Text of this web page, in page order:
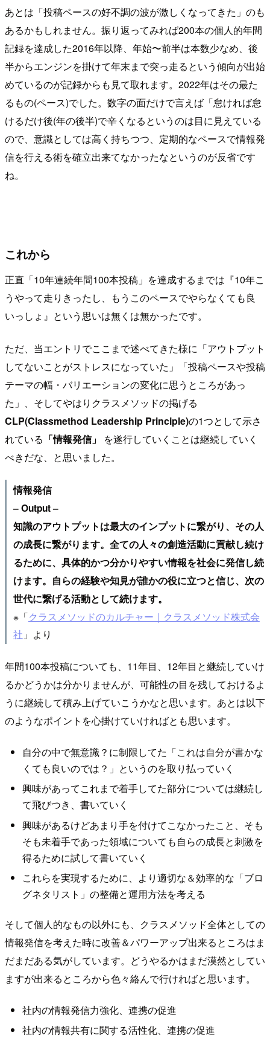
あとは「投稿ペースの好不調の波が激しくなってきた」のも
あるかもしれません。振り返ってみれば200本の個人的年間
記録を達成した2016年以降、年始〜前半は本数少なめ、後
半からエンジンを掛けて年末まで突っ走るという傾向が出始
めているのが記録からも見て取れます。2022年はその最た
るもの(ペース)でした。数字の面だけで言えば「怠ければ怠
けるだけ後(年の後半)で辛くなるというのは目に見えている
ので、意識としては高く持ちつつ、定期的なペースで情報発
信を行える術を確立出来てなかったなというのが反省です
ね。
これから
正直「10年連続年間100本投稿」を達成するまでは『10年こ
うやって走りきったし、もうこのペースでやらなくても良
いっしょ』という思いは無くは無かったです。
ただ、当エントリでここまで述べてきた様に「アウトプット
してないことがストレスになっていた」「投稿ペースや投稿
テーマの幅・バリエーションの変化に思うところがあっ
た」、そしてやはりクラスメソッドの掲げる
CLP(Classmethod Leadership Principle)の1つとして示さ
れている 「情報発信」
を遂行していくことは継続していく
べきだな、と思いました。
情報発信
– Output –
知識のアウトプットは最大のインプットに繋がり、その人
の成長に繋がります。全ての人々の創造活動に貢献し続け
るために、具体的かつ分かりやすい情報を社会に発信し続
けます。自らの経験や知見が誰かの役に立つと信じ、次の
世代に繋げる活動として続けます。
※「クラスメソッドのカルチャー｜クラスメソッド株式会
社 」より
年間100本投稿についても、11年目、12年目と継続していけ
るかどうかは分かりませんが、可能性の目を残しておけるよ
うに継続して積み上げていこうかなと思います。あとは以下
のようなポイントを心掛けていければとも思います。
自分の中で無意識？に制限してた「これは自分が書かな
くても良いのでは？」というのを取り払っていく
興味があってこれまで着手してた部分については継続し
て飛びつき、書いていく
興味があるけどあまり手を付けてこなかったこと、そも
そも未着手であった領域についても自らの成長と刺激を
得るために試して書いていく
これらを実現するために、より適切な＆効率的な「ブロ
グネタリスト」の整備と運用方法を考える
そして個人的なもの以外にも、クラスメソッド全体としての
情報発信を考えた時に改善＆パワーアップ出来るところはま
だまだある気がしています。どうやるかはまだ漠然としてい
ますが出来るところから色々絡んで行ければと思います。
社内の情報発信力強化、連携の促進
社内の情報共有に関する活性化、連携の促進